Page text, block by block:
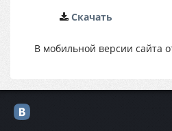
Cкачать
В мобильной версии сайта